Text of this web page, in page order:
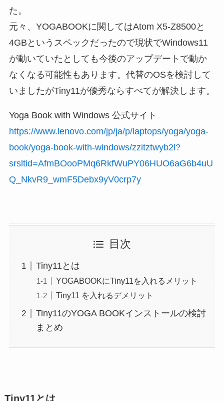
た。
元々、YOGABOOKに関してはAtom X5-Z8500と
4GBというスペックだったので現状でWindows11
が動いていたとしても今後のアップデートで動か
なくなる可能性もあります。代替のOSを検討して
いましたがTiny11が優秀ならすべてが解決します。
Yoga Book with Windows 公式サイト
https://www.lenovo.com/jp/ja/p/laptops/yoga/yoga-
book/yoga-book-with-windows/zzitztwyb2l?
srsltid=AfmBOooPMq6RkfWuPY06HUO6aG6b4uU
Q_NkvR9_wmF5Debx9yV0crp7y
目次
Tiny11とは
YOGABOOKにTiny11を入れるメリット
Tiny11 を入れるデメリット
Tiny11のYOGA BOOKインストールの検討
まとめ
Tiny11とは